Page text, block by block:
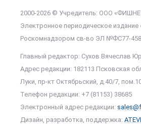
2000-2026 © Учредитель: ООО
Электронное периодическое издание
Роскомнадзором cв-во ЭЛ №ФС77-
Главный редактор: Сухов Вячеслав
Адрес редакции: 182113 Псковская
Луки, пр-кт Октябрьский, д.40/7,
Телефон редакции: +7 (81153) 38685
Электронный адрес редакции:
Дизайн, разработка, поддержка: